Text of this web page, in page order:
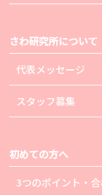
さわ研究所について
代表メッセージ
スタッフ募集
初めての方へ
3つのポイント・